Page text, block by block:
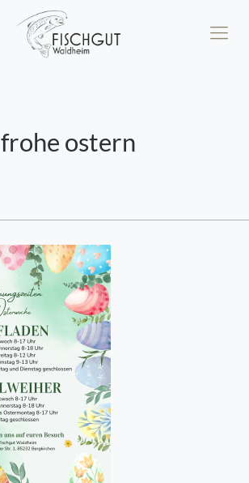
frohe ostern